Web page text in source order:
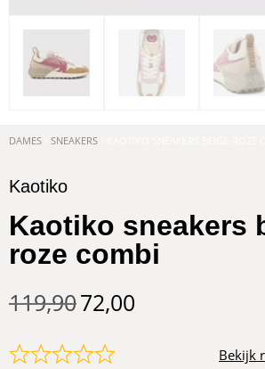
DAMES SNEAKERS
Kaotiko
Kaotiko sneakers
roze combi
119,9072,00
Bekijk